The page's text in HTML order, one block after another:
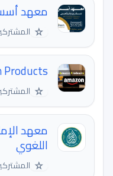
معهد أسس
☆ المشتركين:
☆
معهد
اللغوي
☆ المشتركين: